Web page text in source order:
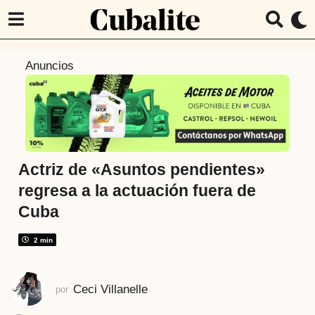
t
á
s
3
o
Anuncios
Actriz de «Asuntos pendientes»
regresa a la actuación fuera de
Cuba
2 min
por Ceci Villanelle